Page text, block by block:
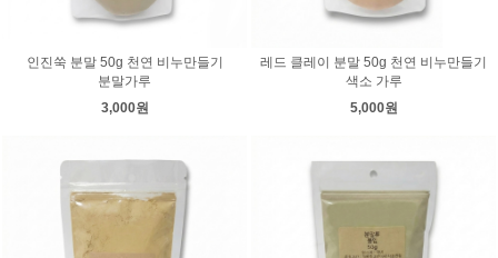
인진쑥 분말 50g 천연 비누만들기
분말가루
3,000원
레드 클레이 분말 50g 천연 비누만들기
색소 가루
5,000원